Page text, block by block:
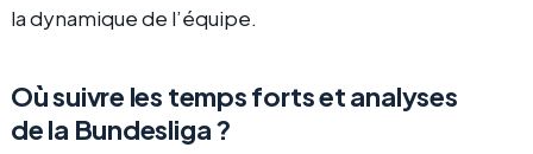
la dynamique de l’équipe.
Où suivre les temps forts et analyses
de la Bundesliga ?